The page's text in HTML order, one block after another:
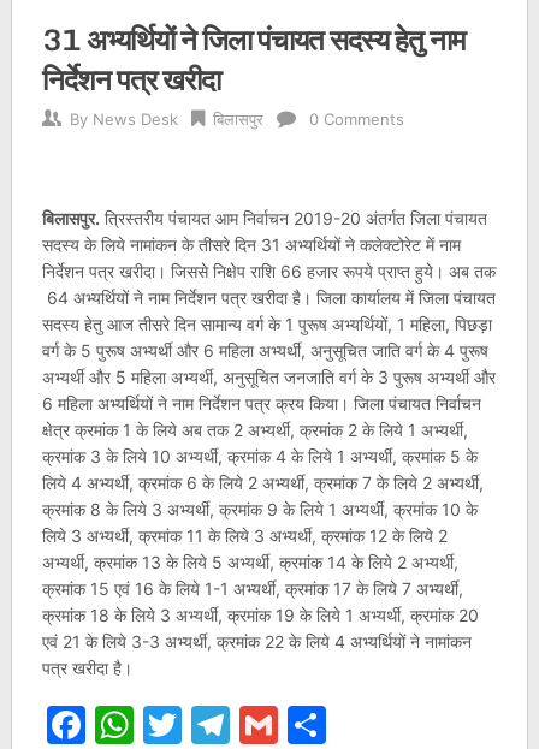
31 अभ्यर्थियों ने जिला पंचायत सदस्य हेतु नाम
निर्देशन पत्र खरीदा
By News Desk बिलासपुर 0 Comments
बिलासपुर. त्रिस्तरीय पंचायत आम निर्वाचन 2019-20 अंतर्गत जिला पंचायत
सदस्य के लिये नामांकन के तीसरे दिन 31 अभ्यर्थियों ने कलेक्टोरेट में नाम
निर्देशन पत्र खरीदा। जिससे निक्षेप राशि 66 हजार रूपये प्राप्त हुये। अब तक
64 अभ्यर्थियों ने नाम निर्देशन पत्र खरीदा है। जिला कार्यालय में जिला पंचायत
सदस्य हेतु आज तीसरे दिन सामान्य वर्ग के 1 पुरूष अभ्यर्थियों, 1 महिला, पिछड़ा
वर्ग के 5 पुरूष अभ्यर्थी और 6 महिला अभ्यर्थी, अनुसूचित जाति वर्ग के 4 पुरूष
अभ्यर्थी और 5 महिला अभ्यर्थी, अनुसूचित जनजाति वर्ग के 3 पुरूष अभ्यर्थी और
6 महिला अभ्यर्थियों ने नाम निर्देशन पत्र क्रय किया। जिला पंचायत निर्वाचन
क्षेत्र क्रमांक 1 के लिये अब तक 2 अभ्यर्थी, क्रमांक 2 के लिये 1 अभ्यर्थी,
क्रमांक 3 के लिये 10 अभ्यर्थी, क्रमांक 4 के लिये 1 अभ्यर्थी, क्रमांक 5 के
लिये 4 अभ्यर्थी, क्रमांक 6 के लिये 2 अभ्यर्थी, क्रमांक 7 के लिये 2 अभ्यर्थी,
क्रमांक 8 के लिये 3 अभ्यर्थी, क्रमांक 9 के लिये 1 अभ्यर्थी, क्रमांक 10 के
लिये 3 अभ्यर्थी, क्रमांक 11 के लिये 3 अभ्यर्थी, क्रमांक 12 के लिये 2
अभ्यर्थी, क्रमांक 13 के लिये 5 अभ्यर्थी, क्रमांक 14 के लिये 2 अभ्यर्थी,
क्रमांक 15 एवं 16 के लिये 1-1 अभ्यर्थी, क्रमांक 17 के लिये 7 अभ्यर्थी,
क्रमांक 18 के लिये 3 अभ्यर्थी, क्रमांक 19 के लिये 1 अभ्यर्थी, क्रमांक 20
एवं 21 के लिये 3-3 अभ्यर्थी, क्रमांक 22 के लिये 4 अभ्यर्थियों ने नामांकन
पत्र खरीदा है।
Facebook
WhatsApp
Twitter
Telegram
GmailShare